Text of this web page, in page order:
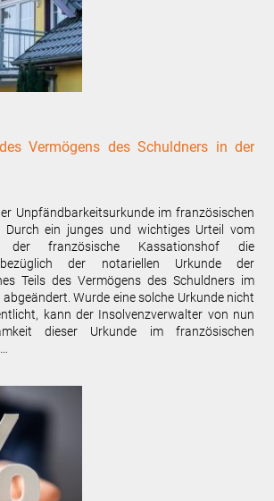
Vermögens des Schuldners in der
Unpfändbarkeitsurkunde im französischen
Durch ein junges und wichtiges Urteil vom
der französische Kassationshof die
bezüglich der notariellen Urkunde der
Teils des Vermögens des Schuldners im
Wurde eine solche Urkunde nicht
kann der Insolvenzverwalter von nun
dieser Urkunde im französischen